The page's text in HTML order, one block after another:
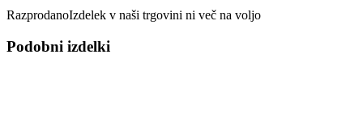
RazprodanoIzdelek v naši trgovini ni več na voljo
Podobni izdelki